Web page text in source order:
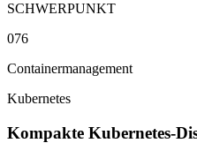
SCHWERPUNKT
076
Containermanagement
Kubernetes
Kompakte Kubernetes-